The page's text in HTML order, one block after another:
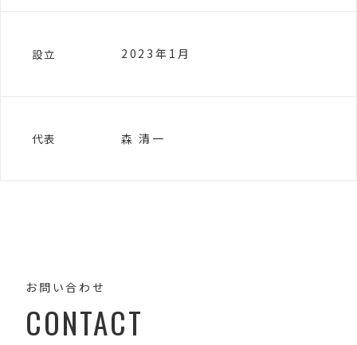
設立 2023年1月
代表 森 清一
お問い合わせ
CONTACT